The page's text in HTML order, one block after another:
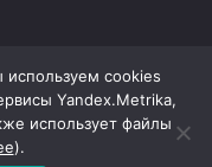
cookies
Yandex.Metrika,
использует файлы
).